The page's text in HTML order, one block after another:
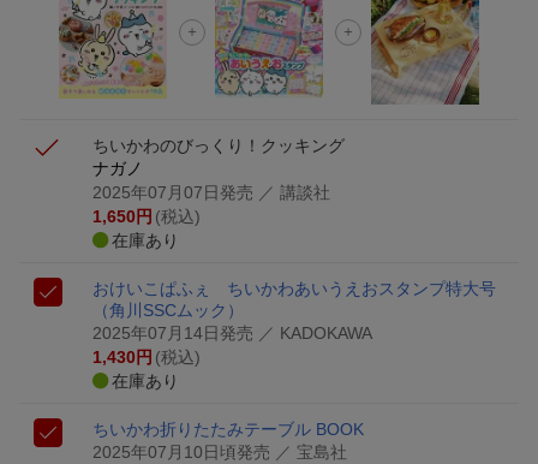
ちいかわのびっくり！クッキング
ナガノ
2025年07月07日発売 ／ 講談社
1,650円 (税込)
在庫あり
おけいこぱふぇ ちいかわあいうえおスタンプ特大号
（角川SSCムック）
2025年07月14日発売 ／ KADOKAWA
1,430円 (税込)
在庫あり
ちいかわ折りたたみテーブル BOOK
2025年07月10日頃発売 ／ 宝島社